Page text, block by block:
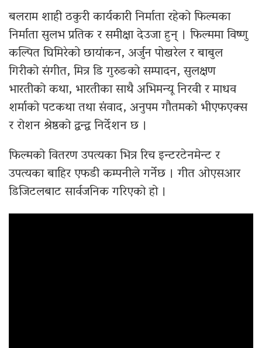
बलराम शाही ठकुरी कार्यकारी निर्माता रहेको फिल्मका
निर्माता सुलभ प्रतिक र समीक्षा देउजा हुन् । फिल्ममा विष्णु
कल्पित घिमिरेको छायांकन, अर्जुन पोखरेल र बाबुल
गिरीको संगीत, मित्र डि गुरुङको सम्पादन, सुलक्षण
भारतीको कथा, भारतीका साथै अभिमन्यू निरवी र माधव
शर्माको पटकथा तथा संवाद, अनुपम गौतमको भीएफएक्स
र रोशन श्रेष्ठको द्वन्द्व निर्देशन छ ।
फिल्मको वितरण उपत्यका भित्र रिच इन्टरटेनमेन्ट र
उपत्यका बाहिर एफडी कम्पनीले गर्नेछ । गीत ओएसआर
डिजिटलबाट सार्वजनिक गरिएको हो ।